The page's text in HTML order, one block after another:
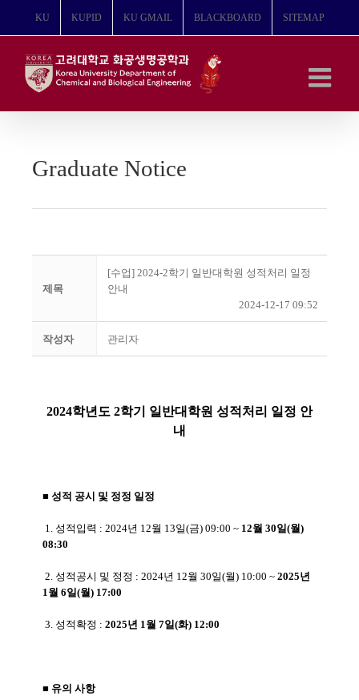
뛰
KU KUPID KU GMAIL BLACKBOARD SITEMAP
Graduate Notice
제목
[수업] 2024-2학기 일반대학원 성적처리 일정
안내
2024-12-17 09:52
작성자 관리자
2024학년도 2학기 일반대학원 성적처리 일정 안
내
■ 성적 공시 및 정정 일정
1. 성적입력 : 2024년 12월 13일(금) 09:00 ~ 12월 30일(월)
08:30
2. 성적공시 및 정정 : 2024년 12월 30일(월) 10:00 ~ 2025년
1월 6일(월) 17:00
3. 성적확정 : 2025년 1월 7일(화) 12:00
■ 유의 사항